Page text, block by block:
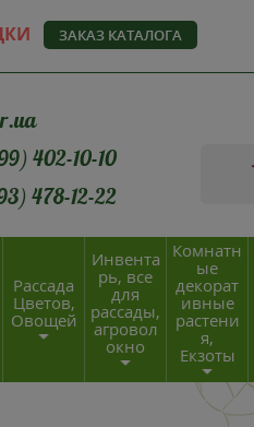
ЗАКАЗ КАТАЛОГА
402-10-10
478-12-22
Рассада
Цветов,
Овощей
Инвента
рь, все
для
рассады,
агровол
окно
Комнатн
ые
декорат
ивные
растени
я,
Екзоты